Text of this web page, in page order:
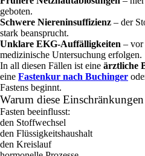
geboten.
Schwere Niereninsuffizienz – der
stark beansprucht.
Unklare EKG‑Auffälligkeiten – vor
medizinische Untersuchung erfolgen.
In all diesen Fällen ist eine ärztliche
eine Fastenkur nach Buchinger
Fastens beginnt.
Warum diese
Fasten beeinflusst:
den Stoffwechsel
den Flüssigkeitshaushalt
den Kreislauf